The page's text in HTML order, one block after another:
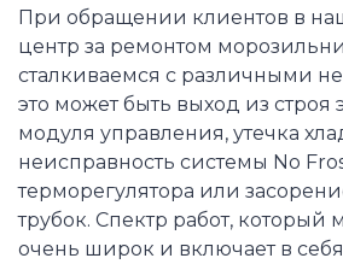
При обращении клиентов в
центр за ремонтом
сталкиваемся с различными
это может быть выход из строя
модуля управления, утечка
неисправность системы No
терморегулятора или
трубок. Спектр работ,
очень широк и включает в